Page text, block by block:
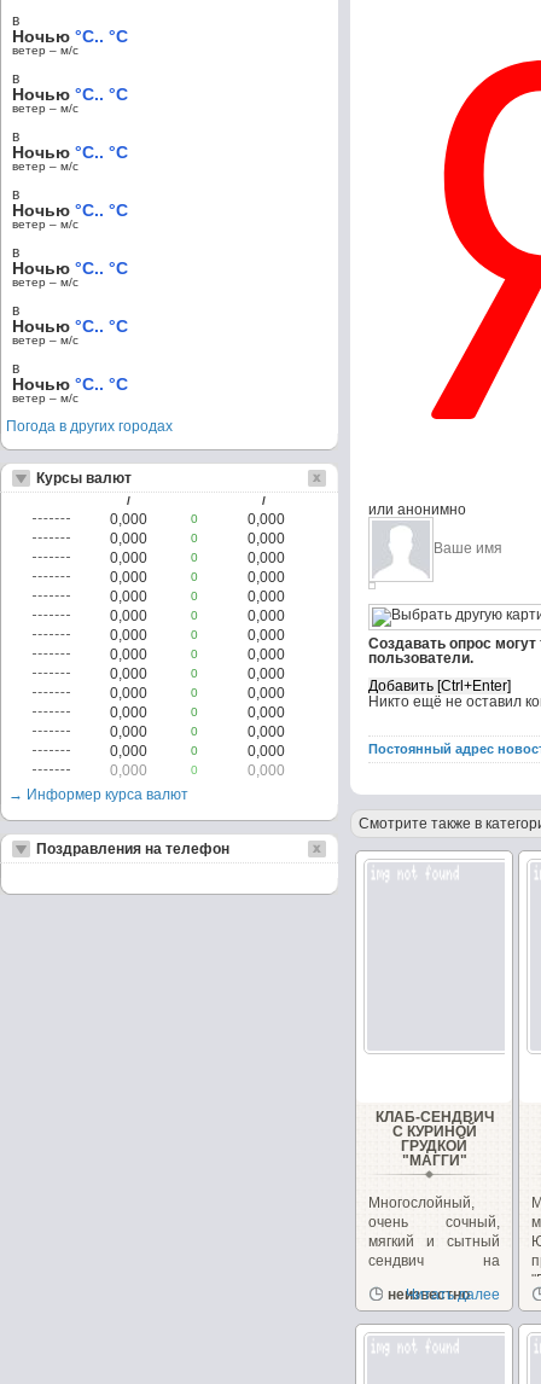
или анонимно
Создавать опрос
пользователи.
Никто ещё не оставил
Постоянный адрес
Смотрите также в
КЛАБ-СЕНДВИЧ
С КУРИНОЙ
ГРУДКОЙ
"МАГГИ"
Многослойный,
очень сочный,
мягкий и сытный
сендвич на
закуску!...
неизвестно
Читать далее
в
Ночью °C.. °C
ветер – м/c
в
Ночью °C.. °C
ветер – м/c
в
Ночью °C.. °C
ветер – м/c
в
Ночью °C.. °C
ветер – м/c
в
Ночью °C.. °C
ветер – м/c
в
Ночью °C.. °C
ветер – м/c
в
Ночью °C.. °C
ветер – м/c
Погода в других городах
Курсы валют
/ /
0,000 0
0,000
0,000
0
0,000
0,000
0
0,000
0,000
0
0,000
0,000
0
0,000
0,000
0
0,000
0,000
0
0,000
0,000
0
0,000
0,000
0
0,000
0,000
0
0,000
0,000
0
0,000
0,000
0
0,000
0,000
0
0,000
0,000
0
0,000
→ Информер курса валют
Поздравления на телефон